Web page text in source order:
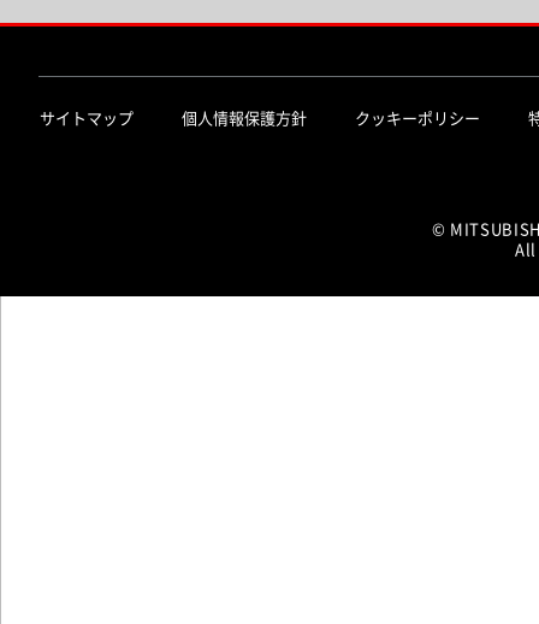
サイトマップ 個人情報保護方針 クッキーポリシー
©
All